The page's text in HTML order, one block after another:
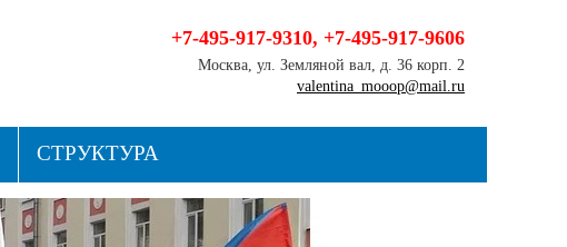
+7-495-917-9310, +7-495-917-9606
Москва, ул. Земляной вал, д. 36 корп. 2
valentina_mooop@mail.ru
СТРУКТУРА